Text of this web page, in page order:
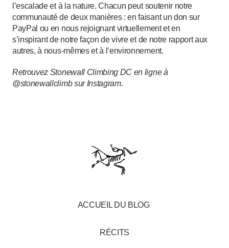
l’escalade et à la nature. Chacun peut soutenir notre
communauté de deux manières : en faisant un don sur
PayPal ou en nous rejoignant virtuellement et en
s’inspirant de notre façon de vivre et de notre rapport aux
autres, à nous-mêmes et à l’environnement.
Retrouvez Stonewall Climbing DC en ligne à
@stonewallclimb sur Instagram.
ACCUEIL DU BLOG
RÉCITS